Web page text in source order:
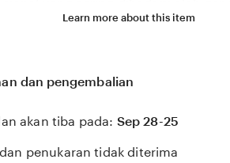
kami kembangkan, platform
intelektual para kreator
Dengan dukungan video mesum
perkembangan peluncuran karya
Learn more about this item
dan pengembalian
akan tiba pada: Sep 28-25
penukaran tidak diterima